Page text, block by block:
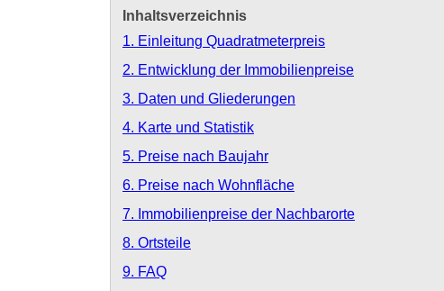
Inhaltsverzeichnis
1. Einleitung Quadratmeterpreis
2. Entwicklung der Immobilienpreise
3. Daten und Gliederungen
4. Karte und Statistik
5. Preise nach Baujahr
6. Preise nach Wohnfläche
7. Immobilienpreise der Nachbarorte
8. Ortsteile
9. FAQ